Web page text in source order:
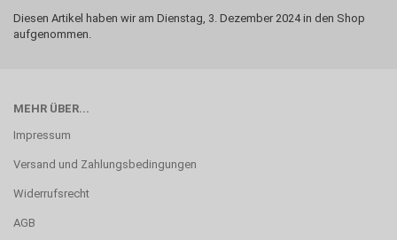
Diesen Artikel haben wir am Dienstag, 3. Dezember 2024 in den Shop
aufgenommen.
MEHR ÜBER...
Impressum
Versand und Zahlungsbedingungen
Widerrufsrecht
AGB